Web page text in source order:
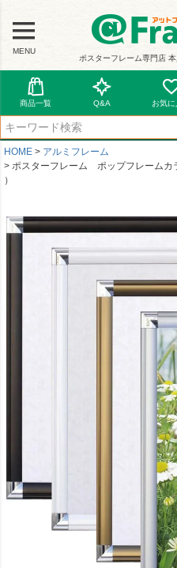
MENU
ポスターフレーム専門店
商品一覧 Q&A お気に
HOME
アルミフレーム
ポスターフレーム ポップフレーム
）